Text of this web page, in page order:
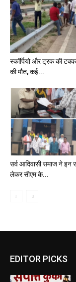
स्कॉर्पियो और ट्रक की
की मौत, कई...
सर्व आदिवासी समाज ने इन
लेकर सीएम के...
EDITOR PICKS